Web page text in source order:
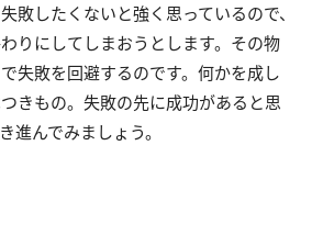
敗したくないと強く思っているので、
りにしてしまおうとします。その物
失敗を回避するのです。何かを成し
きもの。失敗の先に成功があると思
進んでみましょう。